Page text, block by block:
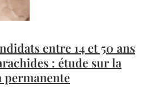
entre 14 et 50 ans
: étude sur la
permanente